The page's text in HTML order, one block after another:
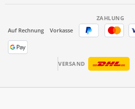
ZAHLUNG
Auf Rechnung
Vorkasse
VERSAND